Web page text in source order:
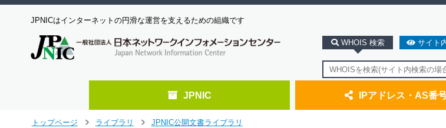
JPNICはインターネットの円滑な運営を支えるための組織です
WHOIS 検索 サイト
JPNIC IPアドレス・AS番
トップページ
ライブラリ
JPNIC公開文書ライブラリ